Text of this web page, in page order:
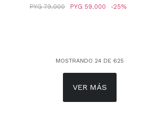
MULTICOLORPYG 59.000
PYG 79.000 25
MOSTRANDO 24 DE 625
VER MÁS